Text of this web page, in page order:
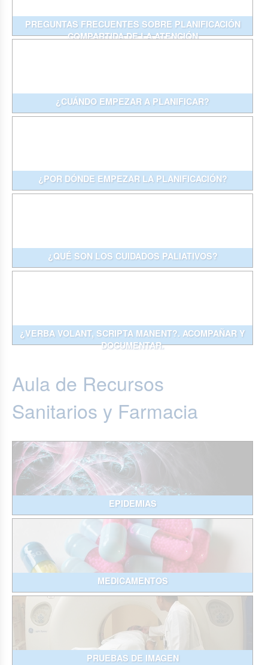
PREGUNTAS FRECUENTES SOBRE PLANIFICACIÓN
COMPARTIDA DE LA ATENCIÓN
¿CUÁNDO EMPEZAR A PLANIFICAR?
¿POR DÓNDE EMPEZAR LA PLANIFICACIÓN?
¿QUÉ SON LOS CUIDADOS PALIATIVOS?
¿VERBA VOLANT, SCRIPTA MANENT?. ACOMPAÑAR Y
DOCUMENTAR.
Aula de Recursos
Sanitarios y Farmacia
EPIDEMIAS
MEDICAMENTOS
PRUEBAS DE IMAGEN